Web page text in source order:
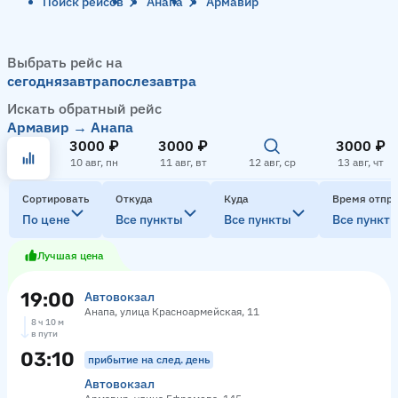
Выбрать рейс на
сегоднязавтрапослезавтра
Искать обратный рейс
Армавир → Анапа
3000 ₽
10 авг, пн
3000 ₽
11 авг, вт 12 авг, ср
3000 ₽
13 авг, чт
Сортировать
По цене
Откуда
Все пункты
Куда
Все пункты
Время
Все
Лучшая цена
19:00 Автовокзал
Анапа, улица Красноармейская, 11
8 ч 10 м
в пути
03:10 прибытие на след. день
Автовокзал